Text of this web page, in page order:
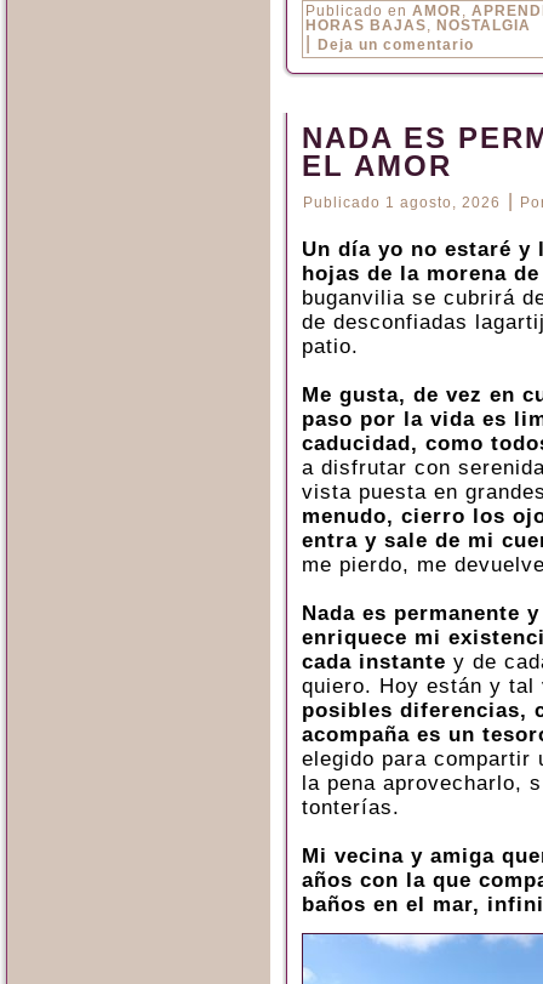
Publicado en AMOR ,
HORAS BAJAS, NOSTALGIA
Deja un comentario
NADA ES
EL AMOR
Publicado 1 agosto, 2026
Un día yo no estaré y
hojas de la morena
buganvilia se cubrirá
de desconfiadas
patio.
Me gusta, de vez en
paso por la vida es
caducidad, como
a disfrutar con
vista puesta en
menudo, cierro los
entra y sale de mi
me pierdo, me
Nada es permanente
enriquece mi
cada instante y de
quiero. Hoy están y
posibles diferencias,
acompaña es un
elegido para compartir
la pena aprovecharlo,
tonterías.
Mi vecina y amiga
años con la que
baños en el mar,